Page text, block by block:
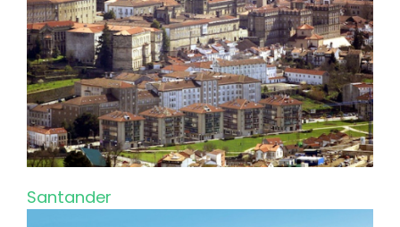
Santander